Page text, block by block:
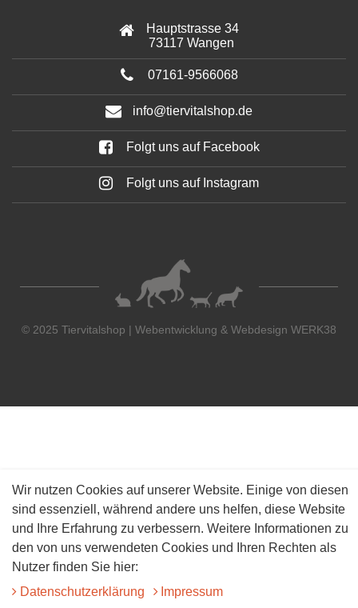
Hauptstrasse 34
73117 Wangen
07161-9566068
info@tiervitalshop.de
Folgt uns auf Facebook
Folgt uns auf Instagram
© 2025 Tiervitalshop | Webentwicklung & Webdesign WERK38
Wir nutzen Cookies auf unserer Website. Einige von diesen
sind essenziell, während andere uns helfen, diese Website
und Ihre Erfahrung zu verbessern. Weitere Informationen zu
den von uns verwendeten Cookies und Ihren Rechten als
Nutzer finden Sie hier:
Daten­schutz­erklärung
Impressum